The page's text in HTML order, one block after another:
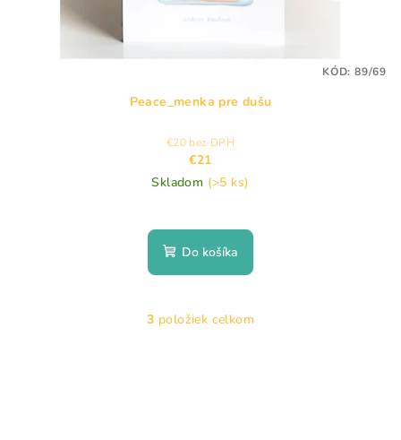
Peace_menka pre dušu
€20 bez DPH
€21
Skladom (>5 ks)
Do košíka
KÓD: 89/69
O
3 položiek celkom